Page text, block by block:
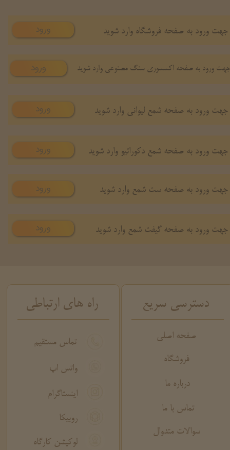
جهت ورود به صفحه فروشگاه وارد شوید ورود
جهت ورود به صفحه شمع لیوانی وارد شوید ورود
جهت ورود به صفحه شمع دکوراتیو وارد شوید ورود
جهت ورود به صفحه ست شمع وارد شوید ورود
ورود به صفحه اکسسوری سنگ مصنوعی وارد شوید ورود
جهت ورود به صفحه گیفت شمع وارد شوید ورود
راه های ارتباطی
تماس مستقیم
اینستاگرام
روبیکا
واتس اپ
لوکیشن کارگاه
دسترسی سریع
صفحه اصلی
فروشگاه
درباره ما
تماس با ما
سوالات متدوال